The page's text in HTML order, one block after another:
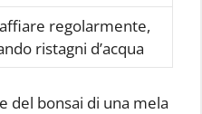
regolarmente,
ristagni d’acqua
del bonsai di una mela